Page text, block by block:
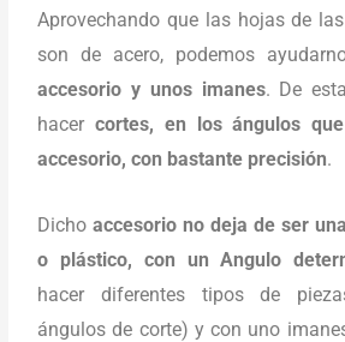
Aprovechando que las hojas de
son de acero, podemos
accesorio y unos imanes. De
hacer cortes, en los ángulos
accesorio, con bastante precisión.
Dichoaccesorio no deja de ser
o plástico, con un Angulo
hacer diferentes tipos de
ángulos de corte) y con uno